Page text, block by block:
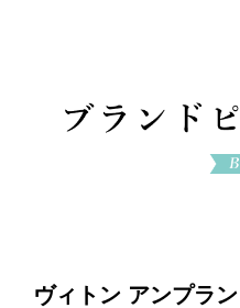
ヴィトン アンプラ